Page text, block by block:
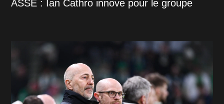
ASSE : Ian Cathro innove pour le groupe